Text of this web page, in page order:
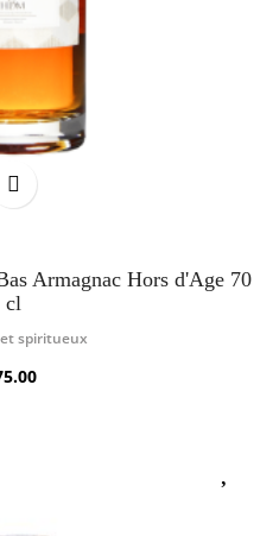
Armagnac Hors d'Age 70
cl
spiritueux